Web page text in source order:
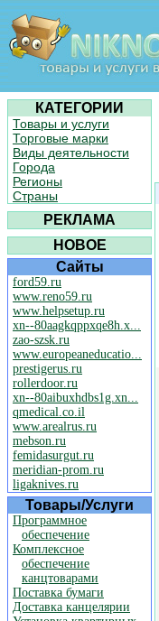
КАТЕГОРИИ
Товары и услуги
Торговые марки
Виды деятельности
Города
Регионы
Страны
РЕКЛАМА
НОВОЕ
Сайты
ford59.ru
www.reno59.ru
www.helpsetup.ru
xn--80aagkqppxqe8h.x...
zao-szsk.ru
www.europeaneducatio...
prestigerus.ru
rollerdoor.ru
xn--80aibuxhdbs1g.xn...
qmedical.co.il
www.arealrus.ru
mebson.ru
femidasurgut.ru
meridian-prom.ru
ligaknives.ru
Товары/Услуги
Программное
обеспечение
Комплексное
обеспечение
канцтоварами
Поставка бумаги
Доставка канцелярии